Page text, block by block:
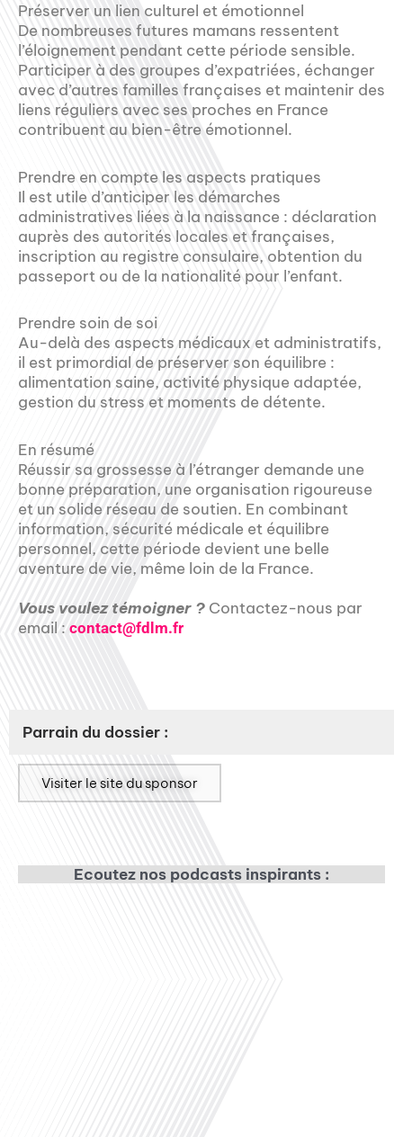
Préserver un lien culturel et émotionnel
De nombreuses futures mamans ressentent
l’éloignement pendant cette période sensible.
Participer à des groupes d’expatriées, échanger
avec d’autres familles françaises et maintenir des
liens réguliers avec ses proches en France
contribuent au bien-être émotionnel.
Prendre en compte les aspects pratiques
Il est utile d’anticiper les démarches
administratives liées à la naissance : déclaration
auprès des autorités locales et françaises,
inscription au registre consulaire, obtention du
passeport ou de la nationalité pour l’enfant.
Prendre soin de soi
Au-delà des aspects médicaux et administratifs,
il est primordial de préserver son équilibre :
alimentation saine, activité physique adaptée,
gestion du stress et moments de détente.
En résumé
Réussir sa grossesse à l’étranger demande une
bonne préparation, une organisation rigoureuse
et un solide réseau de soutien. En combinant
information, sécurité médicale et équilibre
personnel, cette période devient une belle
aventure de vie, même loin de la France.
Vous voulez témoigner ? Contactez-nous par
email : contact@fdlm.fr
Parrain du dossier :
Visiter le site du sponsor
Ecoutez nos podcasts inspirants :